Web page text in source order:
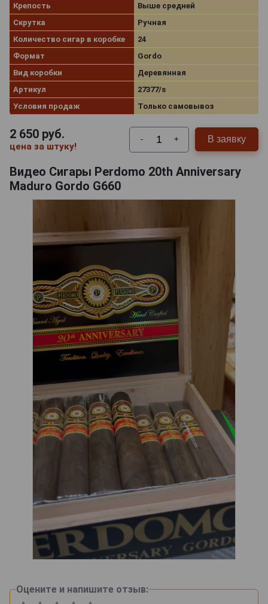
Крепость
Выше средней
Скрутка
Ручная
Количество сигар в коробке
24
Формат
Gordo
Вид коробки
Деревянная
Артикул
27377/s
Условия продаж
Только самовывоз
2 650 руб.
цена за штуку!
- + В заявку
Видео Сигары Perdomo 20th Anniversary
Maduro Gordo G660
Оцените и напишите отзыв: